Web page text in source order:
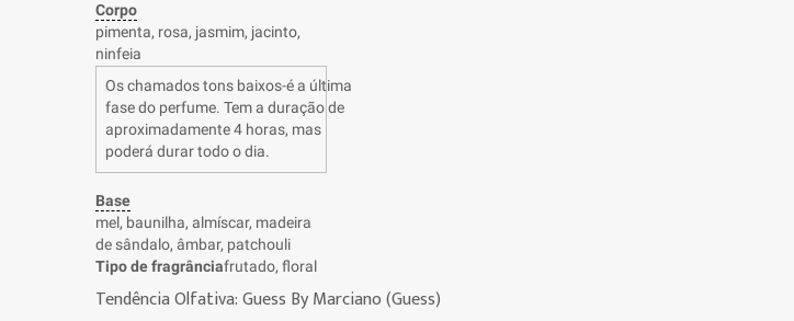
Corpo
pimenta, rosa, jasmim, jacinto,
ninfeia
Os chamados tons baixos-é a última
fase do perfume. Tem a duração de
aproximadamente 4 horas, mas
poderá durar todo o dia.
Base
mel, baunilha, almíscar, madeira
de sândalo, âmbar, patchouli
Tipo de fragrânciafrutado, floral
Tendência Olfativa: Guess By Marciano (Guess)